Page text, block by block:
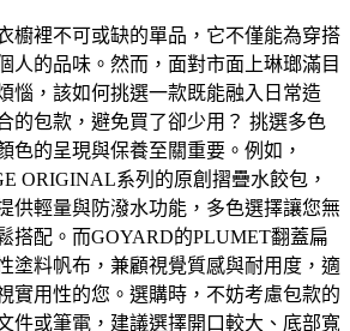
櫥裡不可或缺的單品，它不僅能為穿搭
人的品味。然而，面對市面上琳瑯滿目
惱，該如何挑選一款既能融入日常造
的包款，避免買了卻少用？ 挑選多色
色的呈現與保養至關重要。例如，
ORIGINAL系列的原創摺疊水餃包，
供輕量與防潑水功能，多色選擇讓您無
搭配。而GOYARD的PLUMET翻蓋扁
塗料帆布，兼顧視覺質感與耐用度，適
實用性的您。選購時，不妨考慮包款的
件或筆電，建議選擇開口較大、底部寬